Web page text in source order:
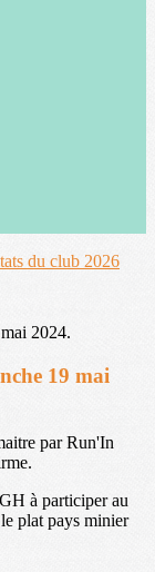
du club 2026
19 mai
par Run'In
à participer au
plat pays minier